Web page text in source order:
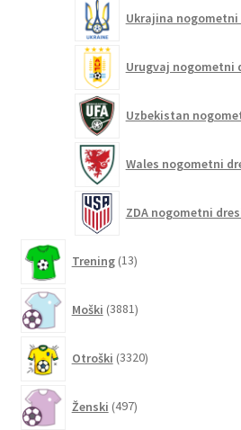
Ukrajina nogometni
Urugvaj nogometni
Uzbekistan
Wales nogometni
ZDA nogometni
Trening 13izdelkov
Moški 3881izdelkov
Otroški 3320izdelkov
Ženski 497izdelkov